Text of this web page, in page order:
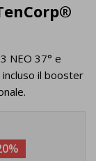
NEO 37° e
incluso il booster